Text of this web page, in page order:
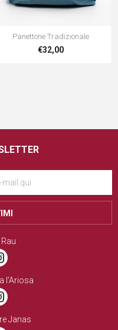
Panettone Tradizionale
€32,00
l’Ariosa
Janas